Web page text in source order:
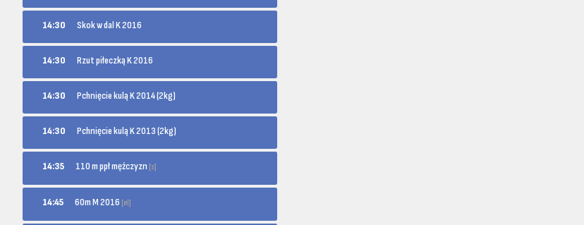
14:30 Skok w dal K 2016
14:30 Rzut piłeczką K 2016
14:30 Pchnięcie kulą K 2014 (2kg)
14:30 Pchnięcie kulą K 2013 (2kg)
14:35 110 m ppł mężczyzn [s]
14:45 60m M 2016 [el]